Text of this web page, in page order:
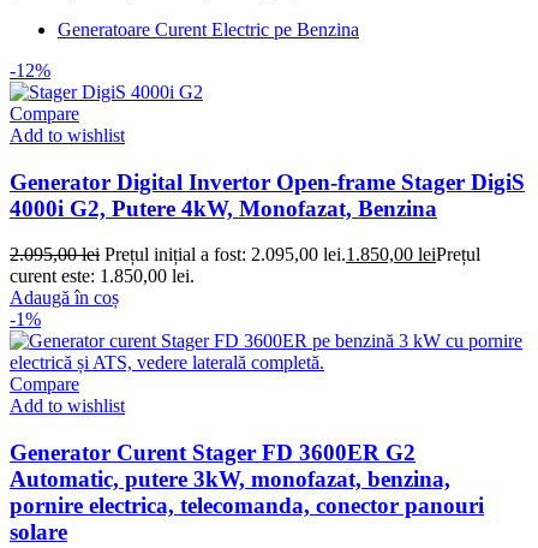
Generatoare Curent Electric pe Benzina
-12%
Compare
Add to wishlist
Generator Digital Invertor Open-frame Stager DigiS
4000i G2, Putere 4kW, Monofazat, Benzina
2.095,00lei Prețul inițial a fost: 2.095,00 lei.1.850,00 leiPrețul
curent este: 1.850,00 lei.
Adaugă în coș
-1%
Compare
Add to wishlist
Generator Curent Stager FD 3600ER G2
Automatic, putere 3kW, monofazat, benzina,
pornire electrica, telecomanda, conector panouri
solare